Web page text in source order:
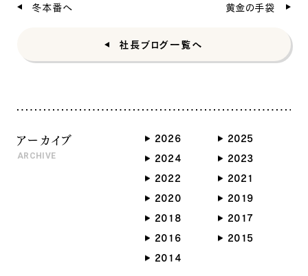
冬本番へ 黄金の手袋
社長ブログ一覧へ
アーカイブ
ARCHIVE
2026
2025
2024
2023
2022
2021
2020
2019
2018
2017
2016
2015
2014